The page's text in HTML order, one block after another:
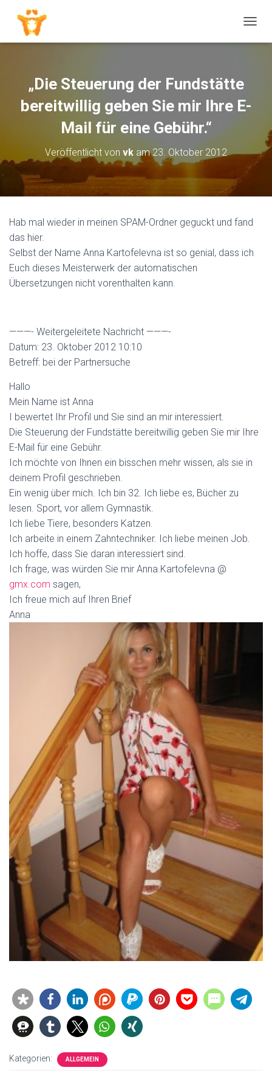
A
S
T
N
„Die Steuerung der Fundstätte
bereitwillig geben Sie mir Ihre E-
Mail für eine Gebühr.“
Veröffentlicht von vk am23. Oktober 2012
Hab mal wieder in meinen SPAM-Ordner geguckt und fand
das hier.
Selbst der Name Anna Kartofelevna ist so genial, dass ich
Euch dieses Meisterwerk der automatischen
Übersetzungen nicht vorenthalten kann.
———- Weitergeleitete Nachricht ———-
Datum: 23. Oktober 2012 10:10
Betreff: bei der Partnersuche
Hallo
Mein Name ist Anna
I bewertet Ihr Profil und Sie sind an mir interessiert.
Die Steuerung der Fundstätte bereitwillig geben Sie mir Ihre
E-Mail für eine Gebühr.
Ich möchte von Ihnen ein bisschen mehr wissen, als sie in
deinem Profil geschrieben.
Ein wenig über mich. Ich bin 32. Ich liebe es, Bücher zu
lesen. Sport, vor allem Gymnastik.
Ich liebe Tiere, besonders Katzen.
Ich arbeite in einem Zahntechniker. Ich liebe meinen Job.
Ich hoffe, dass Sie daran interessiert sind.
Ich frage, was würden Sie mir Anna.Kartofelevna @
gmx.com sagen,
Ich freue mich auf Ihren Brief
Anna
Kategorien: ALLGEMEIN